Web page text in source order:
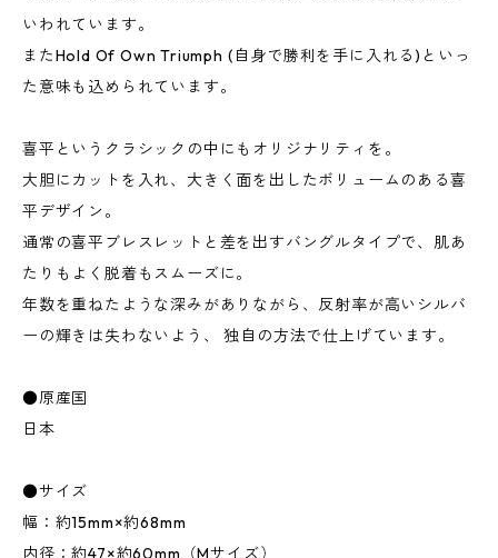
いわれています。
またHold Of Own Triumph (自身で勝利を手に入れる)といっ
た意味も込められています。
喜平というクラシックの中にもオリジナリティを。
大胆にカットを入れ、大きく面を出したボリュームのある喜
平デザイン。
通常の喜平ブレスレットと差を出すバングルタイプで、肌あ
たりもよく脱着もスムーズに。
年数を重ねたような深みがありながら、反射率が高いシルバ
ーの輝きは失わないよう、 独自の方法で仕上げています。
●原産国
日本
●サイズ
幅：約15mm×約68mm
内径：約47×約60mm（Mサイズ）